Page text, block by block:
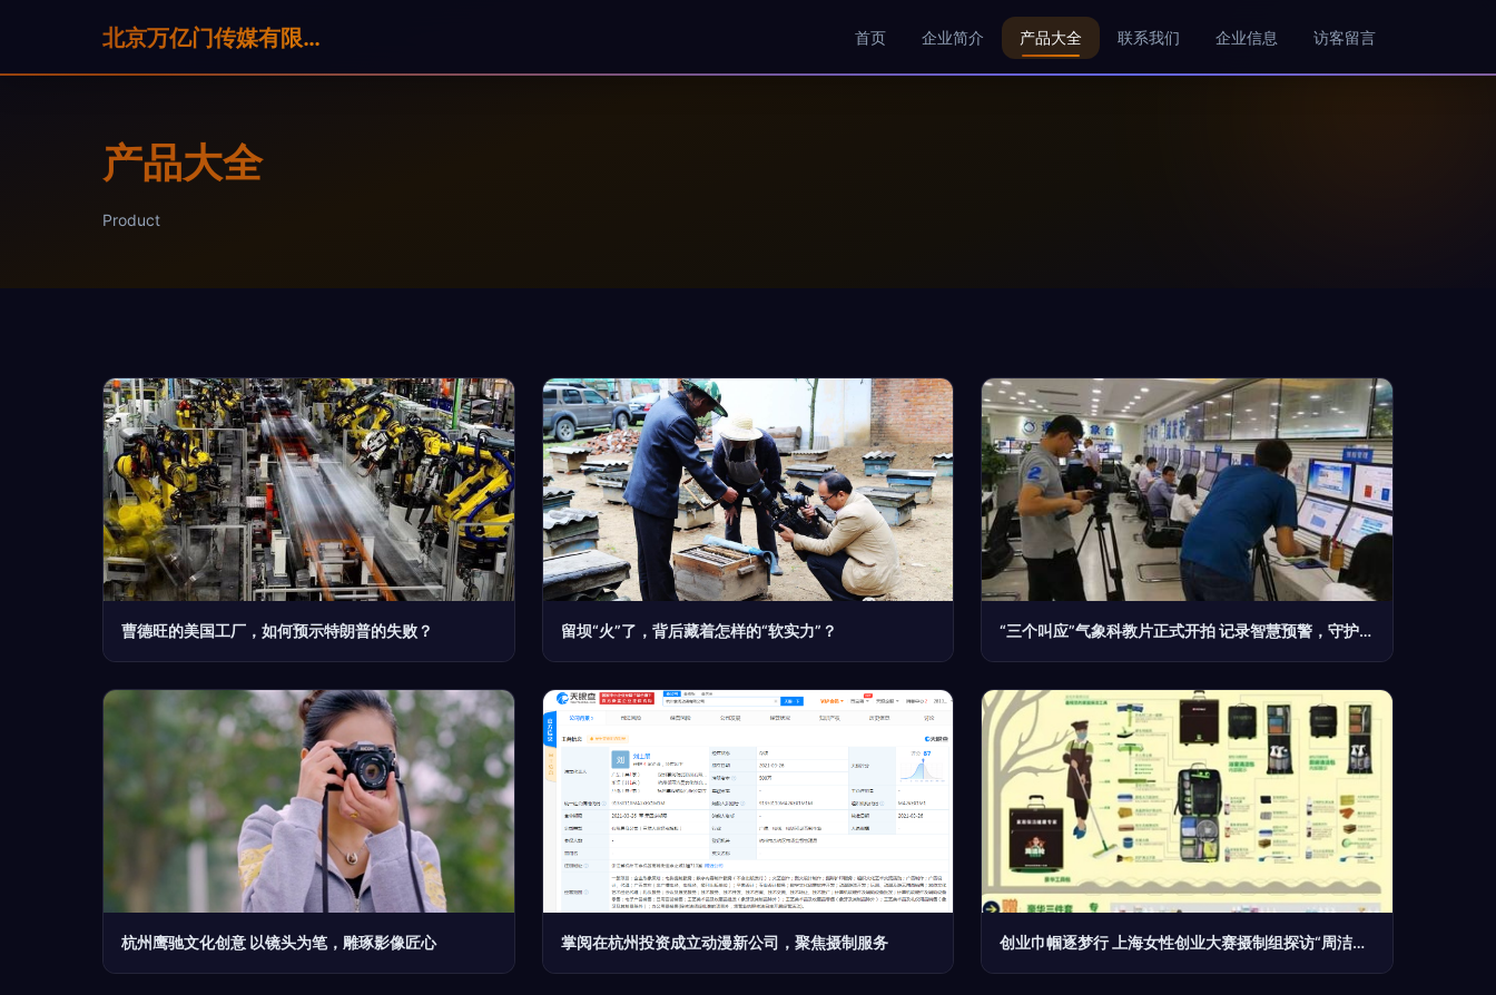
北京万亿门传媒有限公司 首页 企业简介 产品大全 联系我们 企业信息 访客留言
产品大全
Product
曹德旺的美国工厂，如何预示特朗普的失败？ 留坝“火”了，背后藏着怎样的“软实力”？ “三个叫应”气象科教片正式开拍 记录智慧预警，守护生命防线
杭州鹰驰文化创意 以镜头为笔，雕琢影像匠心 掌阅在杭州投资成立动漫新公司，聚焦摄制服务 创业巾帼逐梦行 上海女性创业大赛摄制组探访“周洁轮”总部